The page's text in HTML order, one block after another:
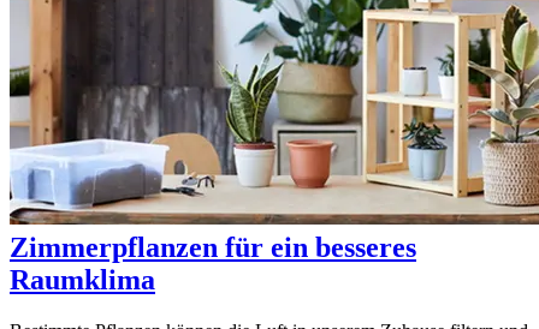
Zimmerpflanzen für ein besseres
Raumklima